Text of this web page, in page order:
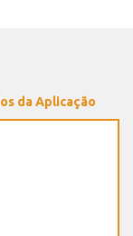
da Aplicação